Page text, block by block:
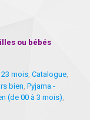
ou bébés
23 mois Catalogue
bien Pyjama -
(de 00 à 3 mois)